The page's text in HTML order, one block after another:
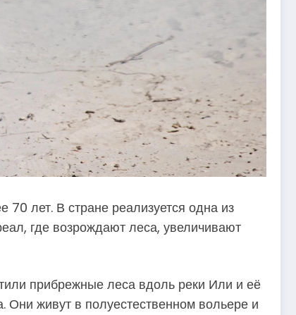
70 лет. В стране реализуется одна из
где возрождают леса, увеличивают
прибрежные леса вдоль реки Или и её
живут в полуестественном вольере и